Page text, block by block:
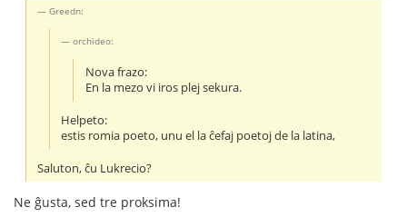
Greedn:
orchideo:
Nova frazo:
En la mezo vi iros plej sekura.
Helpeto:
estis romia poeto, unu el la ĉefaj poetoj de la latina,
Saluton, ĉu Lukrecio?
Ne ĝusta, sed tre proksima!